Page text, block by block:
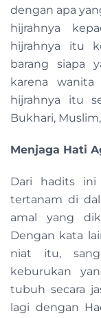
dengan apa
hijrahnya
hijrahnya itu
barang siapa
karena
hijrahnya itu
Bukhari,
Menjaga Hati
Dari hadits
tertanam di
amal yang
Dengan kata
niat itu,
keburukan
tubuh secara
lagi dengan